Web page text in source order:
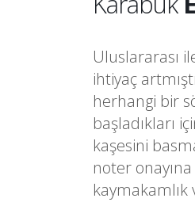
Uluslararası
ihtiyaç
herhangi bir
başladıkları
kaşesini
noter
kaymakamlık